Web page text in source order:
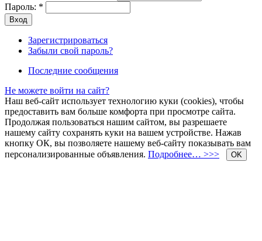
Пароль: *
Зарегистрироваться
Забыли свой пароль?
Последние сообщения
Не можете войти на сайт?
Наш веб-сайт использует технологию куки (cookies), чтобы
предоставить вам больше комфорта при просмотре сайта.
Продолжая пользоваться нашим сайтом, вы разрешаете
нашему сайту сохранять куки на вашем устройстве. Нажав
кнопку ОК, вы позволяете нашему веб-сайту показывать вам
персонализированные объявления. Подробнее… >>> OK